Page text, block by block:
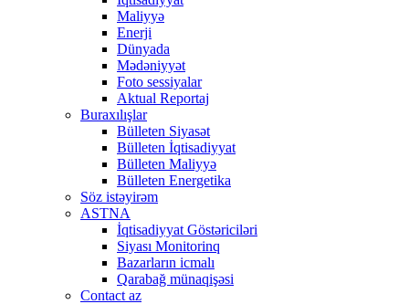
Maliyyə
Enerji
Dünyada
Mədəniyyət
Foto sessiyalar
Aktual Reportaj
Buraxılışlar
Bülleten Siyasət
Bülleten İqtisadiyyat
Bülleten Maliyyə
Bülleten Energetika
Söz istəyirəm
ASTNA
İqtisadiyyat Göstəriciləri
Siyası Monitorinq
Bazarların icmalı
Qarabağ münaqişəsi
Contact az